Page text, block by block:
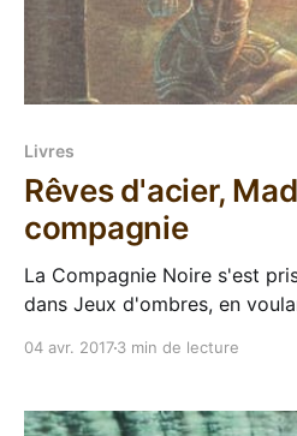
Livres
Rêves d'acier,
compagnie
La Compagnie Noire s'est
dans Jeux d'ombres, en
plus aucun signe
04 avr. 20173 min de lecture